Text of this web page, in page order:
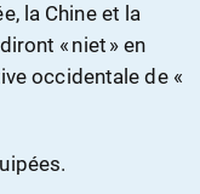
la Chine et la
« niet » en
occidentale de «